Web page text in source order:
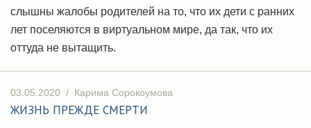
слышны жалобы родителей на то, что их дети с ранних
лет поселяются в виртуальном мире, да так, что их
оттуда не вытащить.
03.05.2020 / Карима Сорокоумова
ЖИЗНЬ ПРЕЖДЕ СМЕРТИ